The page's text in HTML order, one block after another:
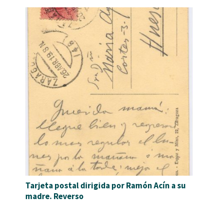
Tarjeta postal dirigida por Ramón Acín a su
madre. Reverso